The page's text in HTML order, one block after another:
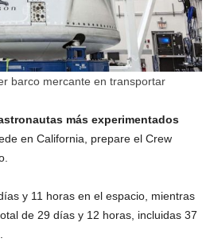
barco mercante en transportar
más experimentados
en California, prepare el Crew
y 11 horas en el espacio, mientras
de 29 días y 12 horas, incluidas 37